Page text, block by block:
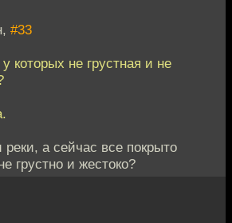
#33
которых не грустная и не
реки, а сейчас все покрыто
грустно и жестоко?